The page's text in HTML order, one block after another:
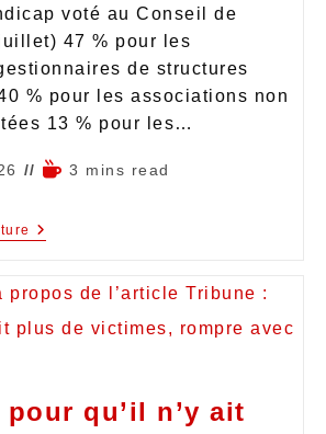
voté au Conseil de
47 % pour les
de structures
% pour les associations non
13 % pour les…
3 mins read
qu’il n’y ait